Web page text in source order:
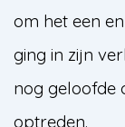
om het een
ging in zijn
nog geloofde
optreden.